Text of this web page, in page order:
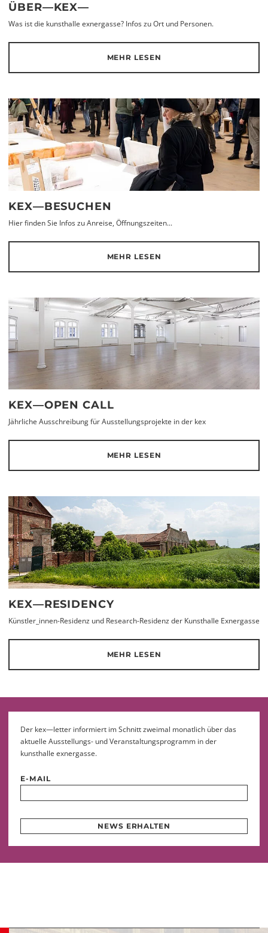
ÜBER—KEX—
Was ist die kunsthalle exnergasse? Infos zu Ort und Personen.
MEHR LESEN
KEX—BESUCHEN
Hier finden Sie Infos zu Anreise, Öffnungszeiten...
MEHR LESEN
KEX—OPEN CALL
Jährliche Ausschreibung für Ausstellungsprojekte in der kex
MEHR LESEN
KEX—RESIDENCY
Künstler_innen-Residenz und Research-Residenz der Kunsthalle Exnergasse
MEHR LESEN
Der kex—letter informiert im Schnitt zweimal monatlich über das
aktuelle Ausstellungs- und Veranstaltungsprogramm in der
kunsthalle exnergasse.
E-MAIL
NEWS ERHALTEN